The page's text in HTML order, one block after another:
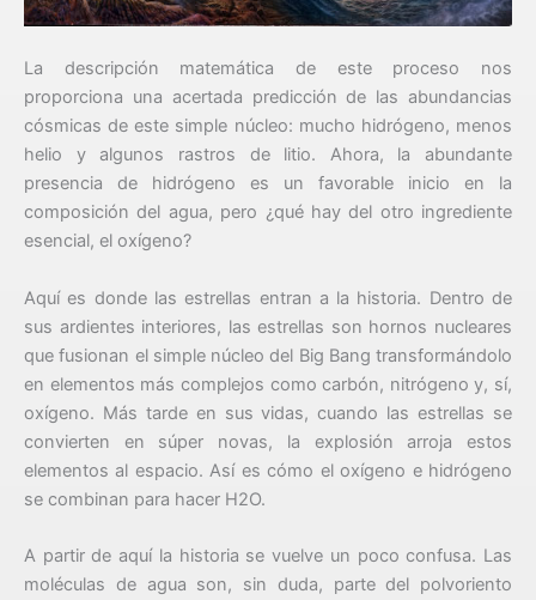
La descripción matemática de este proceso nos
proporciona una acertada predicción de las abundancias
cósmicas de este simple núcleo: mucho hidrógeno, menos
helio y algunos rastros de litio. Ahora, la abundante
presencia de hidrógeno es un favorable inicio en la
composición del agua, pero ¿qué hay del otro ingrediente
esencial, el oxígeno?
Aquí es donde las estrellas entran a la historia. Dentro de
sus ardientes interiores, las estrellas son hornos nucleares
que fusionan el simple núcleo del Big Bang transformándolo
en elementos más complejos como carbón, nitrógeno y, sí,
oxígeno. Más tarde en sus vidas, cuando las estrellas se
convierten en súper novas, la explosión arroja estos
elementos al espacio. Así es cómo el oxígeno e hidrógeno
se combinan para hacer H2O.
A partir de aquí la historia se vuelve un poco confusa. Las
moléculas de agua son, sin duda, parte del polvoriento